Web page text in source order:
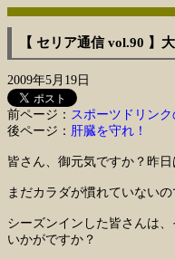
【 セリア通信 vol.90 】
2009年5月19日
前ページ： スポーツドリン
後ページ： 肝臓を守れ！
皆さん、御元気ですか？昨
まだカラダが慣れていない
シーズンインした皆さんは
いかがですか？